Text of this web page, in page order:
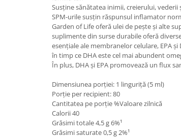
Vital Nutrients
Vital Proteins
Susține sănătatea inimii, creierului,
SPM-urile susțin răspunsul inflamator
Garden of Life oferă ulei de pește și alte
suplimente din surse durabile oferă
esențiale ale membranelor celulare, EPA
în timp ce DHA este cel mai abundent
În plus, DHA și EPA promovează un flux
Dimensiunea porției: 1 linguriță (5 ml)
Porție per recipient: 80
Cantitatea pe porție %Valoare zilnică
Calorii 40
Grăsimi totale 4,5 g 6%¹
Grăsimi saturate 0,5 g 2%¹